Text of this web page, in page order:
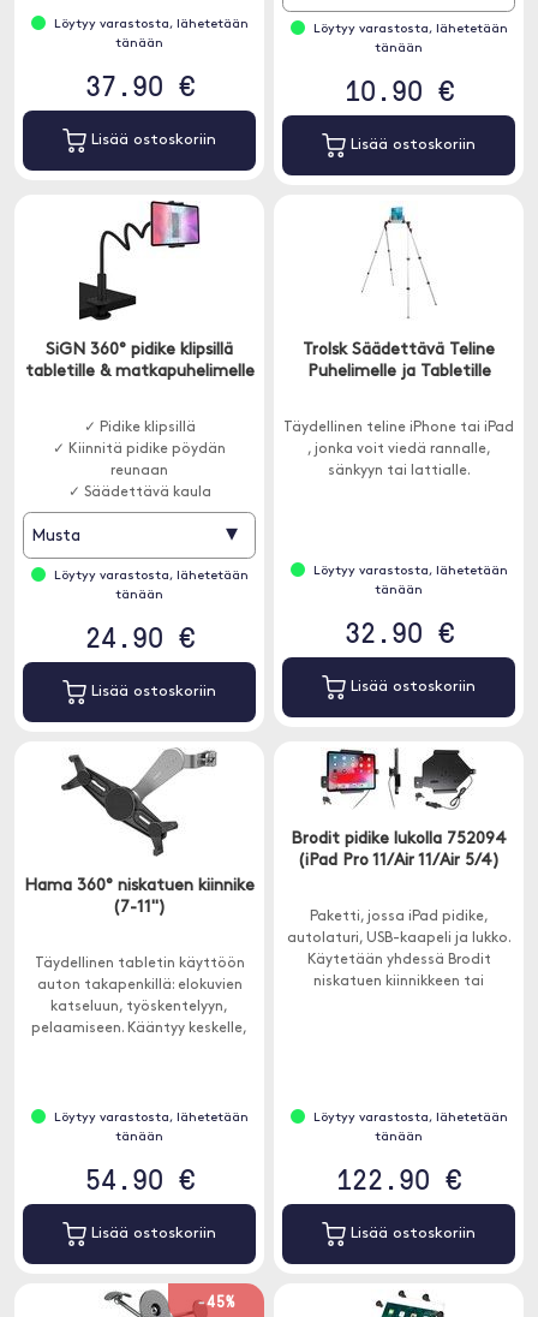
Löytyy varastosta, lähetetään
tänään
37.90 €
Lisää ostoskoriin
Löytyy varastosta, lähetetään
tänään
10.90 €
Lisää ostoskoriin
SiGN 360° pidike klipsillä
tabletille & matkapuhelimelle
✓ Pidike klipsillä
✓ Kiinnitä pidike pöydän
reunaan
✓ Säädettävä kaula
Musta ▾
Löytyy varastosta, lähetetään
tänään
24.90 €
Lisää ostoskoriin
Trolsk Säädettävä Teline
Puhelimelle ja Tabletille
Täydellinen teline iPhone tai iPad
, jonka voit viedä rannalle,
sänkyyn tai lattialle.
Löytyy varastosta, lähetetään
tänään
32.90 €
Lisää ostoskoriin
Hama 360° niskatuen kiinnike
(7-11")
Täydellinen tabletin käyttöön
auton takapenkillä: elokuvien
katseluun, työskentelyyn,
pelaamiseen. Kääntyy keskelle,
Löytyy varastosta, lähetetään
tänään
54.90 €
Lisää ostoskoriin
Brodit pidike lukolla 752094
(iPad Pro 11/Air 11/Air 5/4)
Paketti, jossa iPad pidike,
autolaturi, USB-kaapeli ja lukko.
Käytetään yhdessä Brodit
niskatuen kiinnikkeen tai
Löytyy varastosta, lähetetään
tänään
122.90 €
Lisää ostoskoriin
-45%